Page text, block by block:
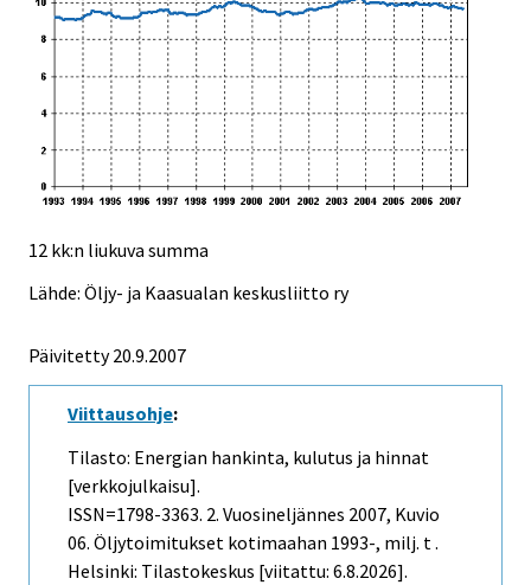
12 kk:n liukuva summa
Lähde: Öljy- ja Kaasualan keskusliitto ry
Päivitetty20.9.2007
Viittausohje:
Tilasto: Energian hankinta, kulutus ja hinnat
[verkkojulkaisu].
ISSN=1798-3363. 2. Vuosineljännes 2007, Kuvio
06. Öljytoimitukset kotimaahan 1993-, milj. t .
Helsinki: Tilastokeskus [viitattu: 6.8.2026].